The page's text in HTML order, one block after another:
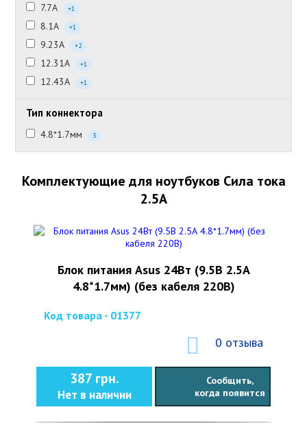
7.7А +1
8.1А +1
9.23А +2
12.31А +1
12.43А +1
Тип коннектора
4.8*1.7мм 3
Комплектующие для ноутбуков Сила тока
2.5А
Блок питания Asus 24Вт (9.5В 2.5А
4.8*1.7мм) (без кабеля 220В)
Код товара - 01377
0 отзыва
387 грн.
Нет в наличии
Сообщить,
когда появится